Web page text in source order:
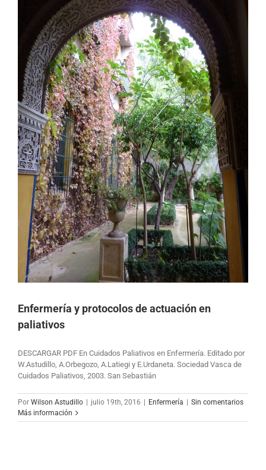
Enfermería y protocolos de actuación en
paliativos
DESCARGAR PDF En Cuidados Paliativos en Enfermería. Editado por
W.Astudillo, A.Orbegozo, A.Latiegi y E.Urdaneta. Sociedad Vasca de
Cuidados Paliativos, 2003. San Sebastián
Por Wilson Astudillo julio 19th, 2016 Enfermería
Sin comentarios
Más información